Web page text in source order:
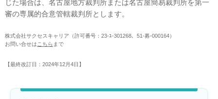
じた場合は、名古屋地方裁判所または名古屋簡易裁判所を第一
審の専属的合意管轄裁判所とします。
株式会社サクセスキャリア（許可番号：23-ﾕ-301268、51-募-000164）
お問い合せは こちら まで
【最終改訂日：2024年12月4日】